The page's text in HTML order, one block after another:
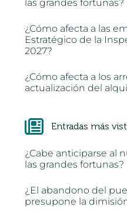
las grandes fortunas?
¿Cómo afecta a las
Estratégico de la
2027?
¿Cómo afecta a los
actualización del
Entradas más
¿Cabe anticiparse al
las grandes fortunas?
¿El abandono del
presupone la